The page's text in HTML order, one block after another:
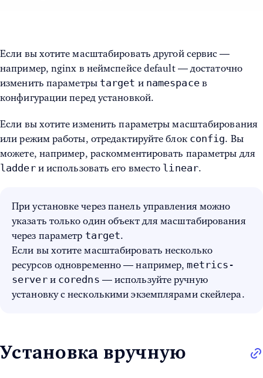
Если вы хотите масштабировать другой сервис —
например, nginx в неймспейсе default — достаточно
изменить параметры target и namespaceв
конфигурации перед установкой.
Если вы хотите изменить параметры масштабирования
или режим работы, отредактируйте блок config. Вы
можете, например, раскомментировать параметры для
ladderи использовать его вместо linear.
При установке через панель управления можно
указать только один объект для масштабирования
через параметр target.
Если вы хотите масштабировать несколько
ресурсов одновременно — например, metrics-
serverи coredns — используйте ручную
установку с несколькими экземплярами скейлера.
Установка вручную